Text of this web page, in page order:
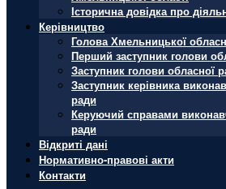
Історична довідка про
Керівництво
Голова Хмельницької
Перший заступник голови
Заступник голови обласної
Заступник керівника
ради
Керуючий справами
ради
Відкриті дані
Нормативно-правові акти
Контакти